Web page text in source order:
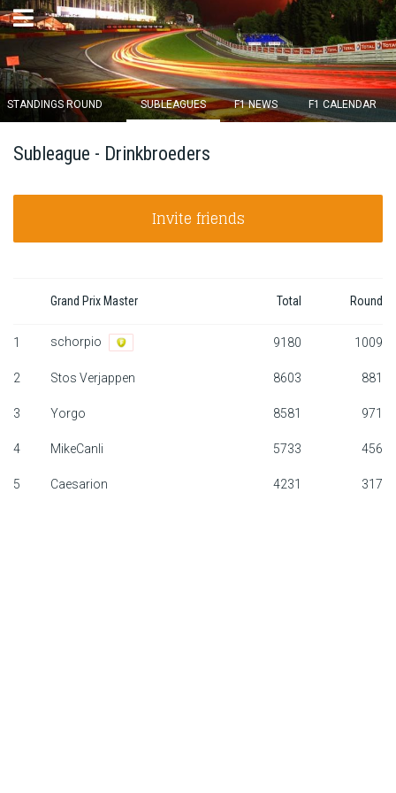
×
14d :
Login
Standings
Standings round
F1 calendar
STANDINGS ROUND SUBLEAGUES F1 NEWS F1 CALENDAR
Subleague - Drinkbroeders
Invite friends
Grand Prix Master Total Round
1 schorpio 9180 1009
2 Stos Verjappen 8603 881
3 Yorgo 8581 971
4 MikeCanli 5733 456
5 Caesarion 4231 317